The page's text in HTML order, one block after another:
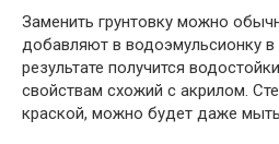
Заменить грунтовку можно
добавляют в водоэмульсионку в
результате получится
свойствам схожий с акрилом.
краской, можно будет даже мыть.